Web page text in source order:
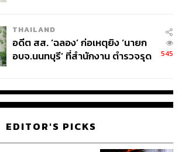
THAILAND
อดีต สส. ‘ฉลอง’ ก่อเหตุยิง ‘นายก
อบจ.นนทบุรี’ ที่สำนักงาน ตำรวจรุด
545
EDITOR'S PICKS